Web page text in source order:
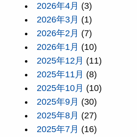
2026年4月 (3)
2026年3月 (1)
2026年2月 (7)
2026年1月 (10)
2025年12月 (11)
2025年11月 (8)
2025年10月 (10)
2025年9月 (30)
2025年8月 (27)
2025年7月 (16)